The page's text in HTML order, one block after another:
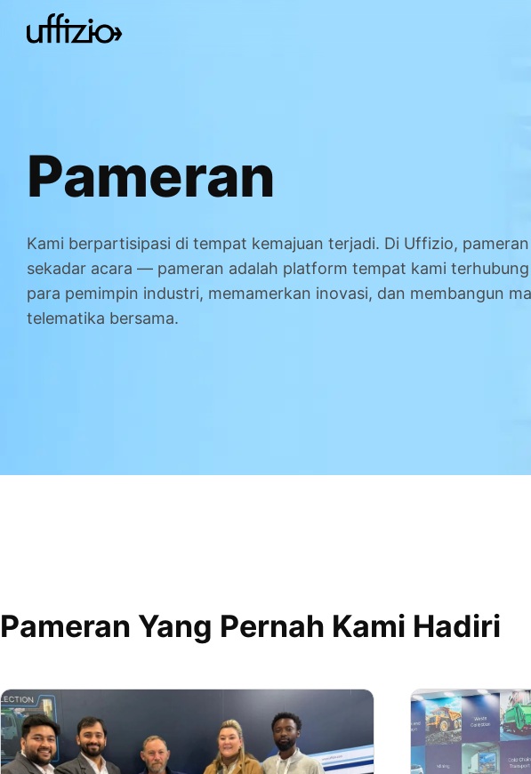
Pameran
Kami berpartisipasi di tempat kemajuan terjadi. Di Uffizio,
sekadar acara — pameran adalah platform tempat kami
para pemimpin industri, memamerkan inovasi, dan membangun
telematika bersama.
Pameran Yang Pernah Kami Hadiri